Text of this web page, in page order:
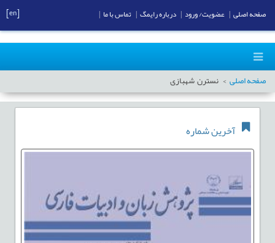
صفحه اصلی نسترن شهبازی
آخرین شماره
صفحه اصلی عضویت/ ورود درباره رایمگ تماس با ما